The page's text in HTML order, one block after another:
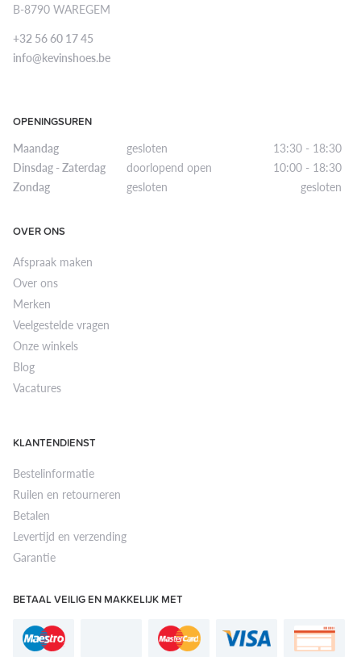
B-8790 WAREGEM
+32 56 60 17 45
info@kevinshoes.be
OPENINGSUREN
Maandag gesloten
13:30 - 18:30
Dinsdag - Zaterdag
doorlopend open
10:00 - 18:30
Zondag
gesloten gesloten
OVER ONS
Afspraak maken
Over ons
Merken
Veelgestelde vragen
Onze winkels
Blog
Vacatures
KLANTENDIENST
Bestelinformatie
Ruilen en retourneren
Betalen
Levertijd en verzending
Garantie
BETAAL VEILIG EN MAKKELIJK MET